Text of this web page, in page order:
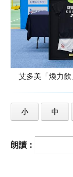
小 中
朗讀：